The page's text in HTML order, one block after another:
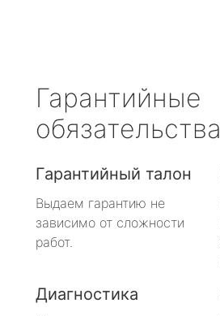
Гарантийные
обязательства
Гарантийный талон
Выдаем гарантию не
зависимо от сложности
работ.
Диагностика